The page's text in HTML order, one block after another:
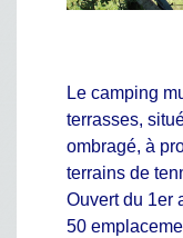
Le camping
terrasses,
ombragé, à
terrains de
Ouvert du 1er
50